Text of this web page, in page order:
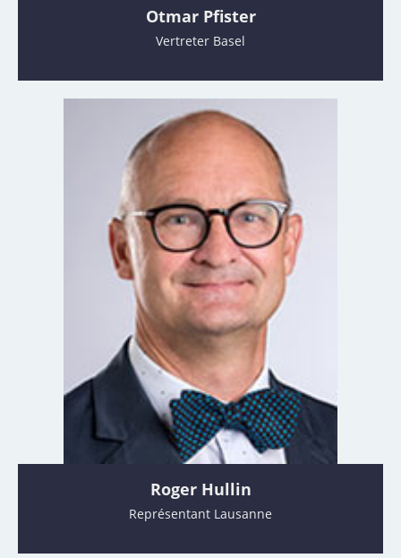
Otmar Pfister
Vertreter Basel
Roger Hullin
Représentant Lausanne